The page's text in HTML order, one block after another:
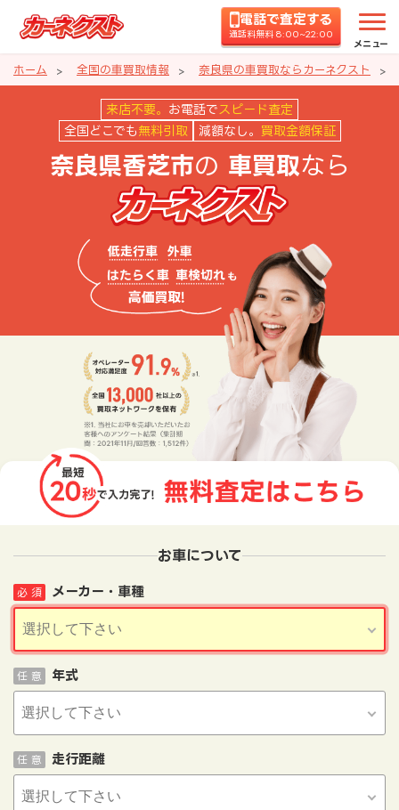
電話で査定する
通話料無料 8:00~22:00
メニュー
ホーム 全国の車買取情報 奈良県の車買取ならカーネクスト
奈良県香芝市の車買取ならカー
来店不要。 お電話で スピード査定
全国どこでも 無料引取 減額なし。 買取金額保証
奈良県香芝市の 車買取なら
お車について
メーカー・車種
必 須
年式
任 意
走行距離
任 意